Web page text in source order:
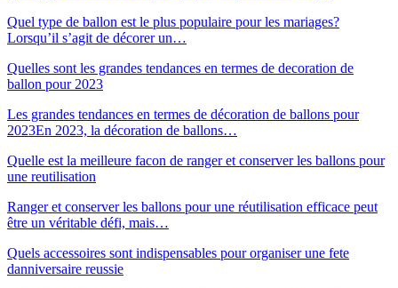
Quel type de ballon est le plus populaire pour les mariages?
Lorsqu’il s’agit de décorer un…
Quelles sont les grandes tendances en termes de decoration de
ballon pour 2023
Les grandes tendances en termes de décoration de ballons pour
2023En 2023, la décoration de ballons…
Quelle est la meilleure facon de ranger et conserver les ballons pour
une reutilisation
Ranger et conserver les ballons pour une réutilisation efficace peut
être un véritable défi, mais…
Quels accessoires sont indispensables pour organiser une fete
danniversaire reussie